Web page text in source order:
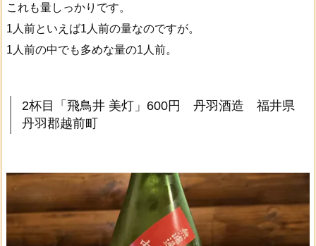
これも量しっかりです。
1人前といえば1人前の量なのですが。
1人前の中でも多めな量の1人前。
2杯目「飛鳥井 美灯」600円 丹羽酒造 福井県
丹羽郡越前町